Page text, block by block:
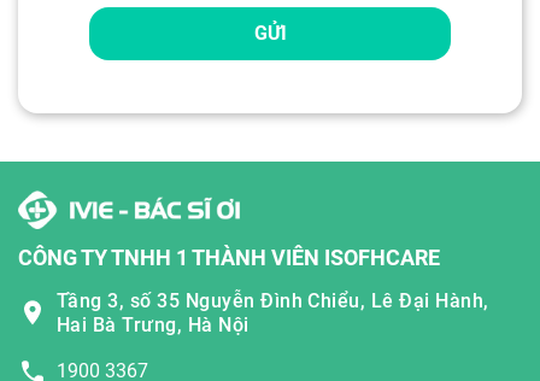
GỬI
CÔNG TY TNHH 1 THÀNH VIÊN ISOFHCARE
Tầng 3, số 35 Nguyễn Đình Chiểu, Lê Đại Hành,
Hai Bà Trưng, Hà Nội
1900 3367